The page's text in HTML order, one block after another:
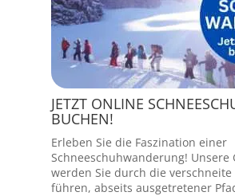
JETZT ONLINE
BUCHEN!
Erleben Sie die Faszination einer
Schneeschuhwanderung! Unsere
werden Sie durch die verschneite
führen, abseits ausgetretener